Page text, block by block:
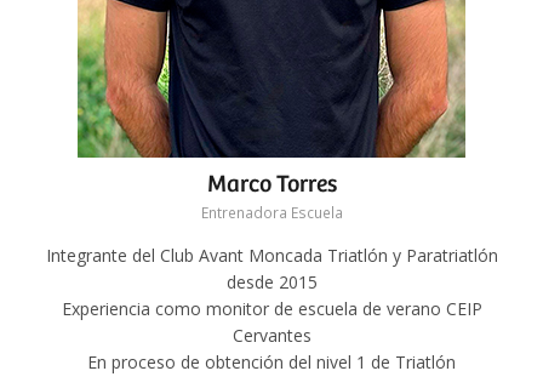
Marco Torres
Entrenadora Escuela
Integrante del Club Avant Moncada Triatlón y Paratriatlón
desde 2015
Experiencia como monitor de escuela de verano CEIP
Cervantes
En proceso de obtención del nivel 1 de Triatlón